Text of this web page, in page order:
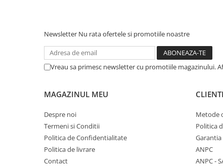
Newsletter Nu rata ofertele si promotiile noastre
Vreau sa primesc newsletter cu promotiile magazinului.
MAGAZINUL MEU
Despre noi
Termeni si Conditii
Politica de Confidentialitate
Politica de livrare
Contact
CLIENTI
Metode
Politica
ANPC
ANPC -